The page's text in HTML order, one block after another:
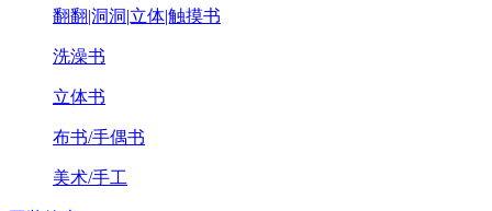
翻翻|洞洞|立体|触摸书
洗澡书
立体书
布书/手偶书
美术/手工